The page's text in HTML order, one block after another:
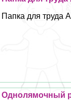
Папка для труда
Однолямочный